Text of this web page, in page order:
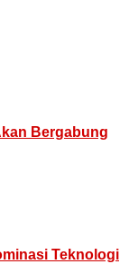
Bergabung
Teknologi